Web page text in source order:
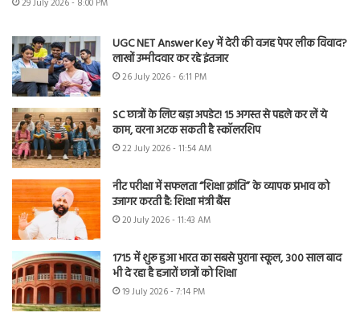
29 July 2026 - 8:00 PM
UGC NET Answer Key में देरी की वजह पेपर लीक विवाद?
लाखों उम्मीदवार कर रहे इंतजार
26 July 2026 - 6:11 PM
SC छात्रों के लिए बड़ा अपडेट! 15 अगस्त से पहले कर लें ये
काम, वरना अटक सकती है स्कॉलरशिप
22 July 2026 - 11:54 AM
नीट परीक्षा में सफलता “शिक्षा क्रांति” के व्यापक प्रभाव को
उजागर करती है: शिक्षा मंत्री बैंस
20 July 2026 - 11:43 AM
1715 में शुरू हुआ भारत का सबसे पुराना स्कूल, 300 साल बाद
भी दे रहा है हजारों छात्रों को शिक्षा
19 July 2026 - 7:14 PM